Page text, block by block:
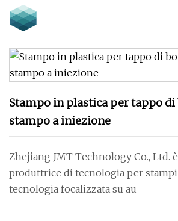
Stampo in plastica per tappo
stampo a iniezione
Zhejiang JMT Technology Co., Ltd.
produttrice di tecnologia per stampi
tecnologia focalizzata su au